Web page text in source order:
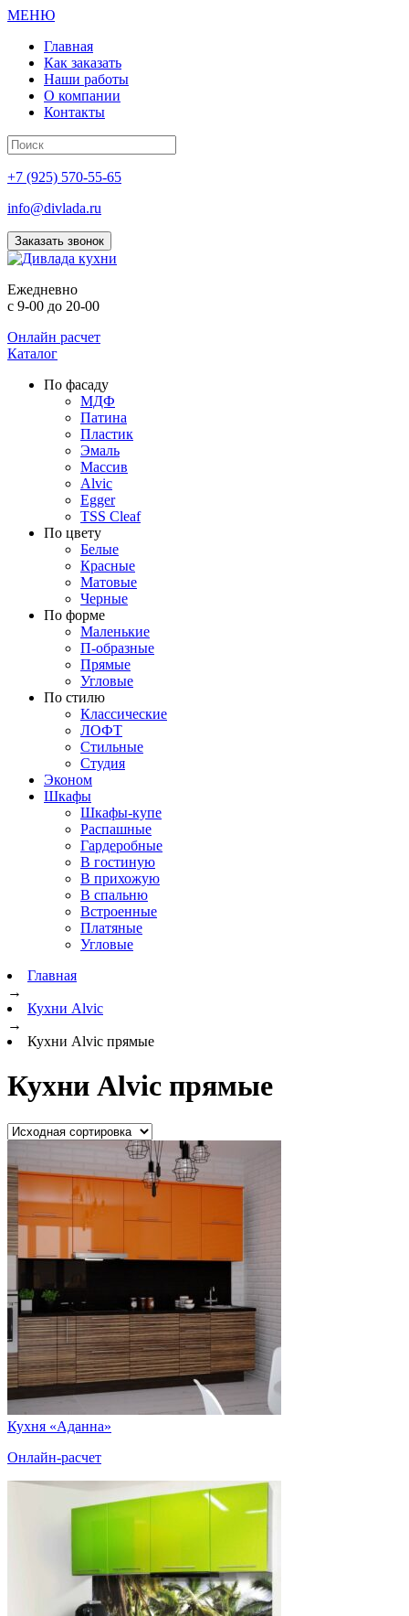
МЕНЮ
Главная
Как заказать
Наши работы
О компании
Контакты
+7 (925) 570-55-65
info@divlada.ru
Заказать звонок
Ежедневно
с 9-00 до 20-00
Онлайн расчет
Каталог
По фасаду
МДФ
Патина
Пластик
Эмаль
Массив
Alvic
Egger
TSS Cleaf
По цвету
Белые
Красные
Матовые
Черные
По форме
Маленькие
П-образные
Прямые
Угловые
По стилю
Классические
ЛОФТ
Стильные
Студия
Эконом
Шкафы
Шкафы-купе
Распашные
Гардеробные
В гостиную
В прихожую
В спальню
Встроенные
Платяные
Угловые
Главная
→
Кухни Alvic
→
Кухни Alvic прямые
Кухни Alvic прямые
Кухня «Аданна»
Онлайн-расчет